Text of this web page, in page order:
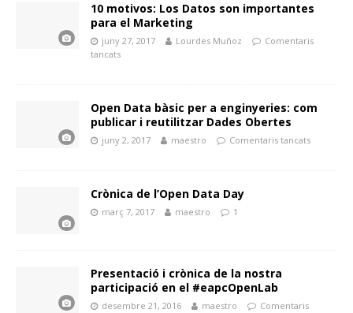
10 motivos: Los Datos son importantes
para el Marketing
juny 27, 2017 Lourdes Muñoz
Comentaris
tancats
Open Data bàsic per a enginyeries: com
publicar i reutilitzar Dades Obertes
juny 2, 2017 maestro Comentaris tancats
Crònica de l’Open Data Day
març 7, 2017 maestro 1
Presentació i crònica de la nostra
participació en el #eapcOpenLab
desembre 21, 2016 maestro
Comentaris